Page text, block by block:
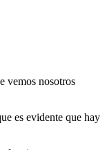
vemos nosotros
es evidente que hay